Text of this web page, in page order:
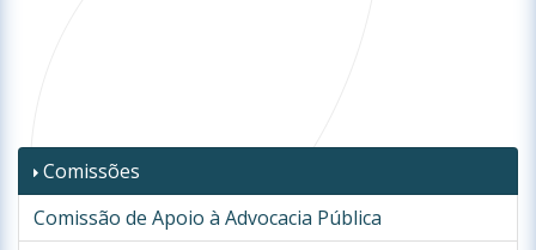
Comissões
Comissão de Apoio à Advocacia Pública